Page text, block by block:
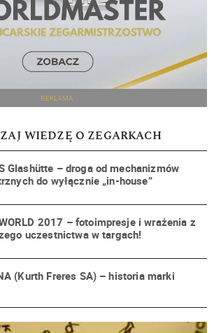
REKLAMA
WIEDZĘ O ZEGARKACH
Glashütte – droga od mechanizmów
do wyłącznie „in-house”
2017 – fotoimpresje i wrażenia z
uczestnictwa w targach!
(Kurth Freres SA) – historia marki